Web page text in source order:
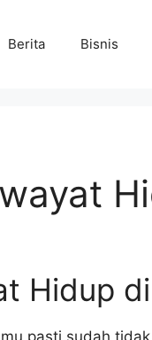
Berita Bisnis
Hidup